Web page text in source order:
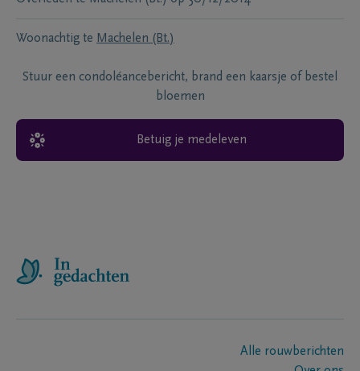
Woonachtig te Machelen (Bt.)
Stuur een condoléancebericht, brand een kaarsje of bestel
bloemen
Betuig je medeleven
Alle rouwberichten